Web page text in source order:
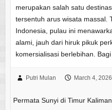
merupakan salah satu
tersentuh arus wisata massal.
Indonesia, pulau ini
alami, jauh dari hiruk pikuk
komersialisasi berlebihan.
Putri Mulan March 4, 2026
Permata Sunyi di Timur